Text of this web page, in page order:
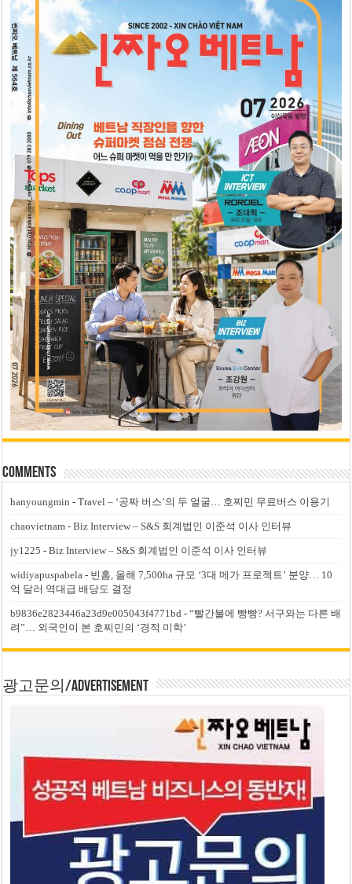
Comments
hanyoungmin -Travel – ‘공짜 버스’의 두 얼굴… 호찌민 무료버스 이용기
chaovietnam -Biz Interview – S&S 회계법인 이준석 이사 인터뷰
jy1225 -Biz Interview – S&S 회계법인 이준석 이사 인터뷰
widiyapuspabela - 빈홈, 올해 7,500ha 규모 ‘3대 메가 프로젝트’ 분양… 10
억 달러 역대급 배당도 결정
b9836e2823446a23d9e005043f4771bd -“빨간불에 빵빵? 서구와는 다른 배
려”… 외국인이 본 호찌민의 ‘경적 미학’
광고문의/Advertisement